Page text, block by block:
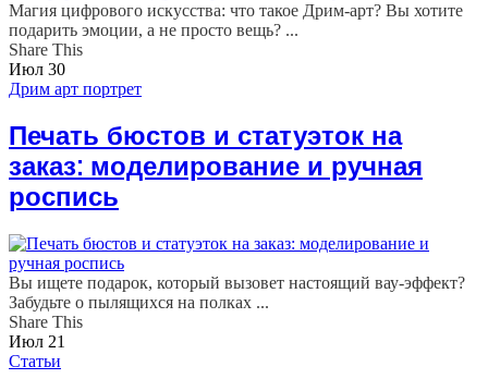
Магия цифрового искусства: что такое Дрим-арт? Вы хотите
подарить эмоции, а не просто вещь? ...
Share This
Июл 30
Дрим арт портрет
Печать бюстов и статуэток на
заказ: моделирование и ручная
роспись
Вы ищете подарок, который вызовет настоящий вау-эффект?
Забудьте о пылящихся на полках ...
Share This
Июл 21
Статьи